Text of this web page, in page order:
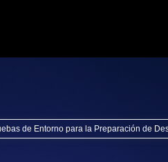
Blog de producto
de Entorno para la Preparación de